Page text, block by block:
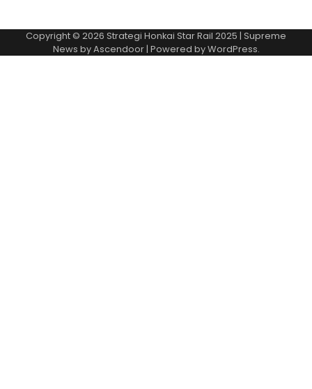
Copyright © 2026 Strategi Honkai Star Rail 2025 | Supreme
News byAscendoor| Powered byWordPress.